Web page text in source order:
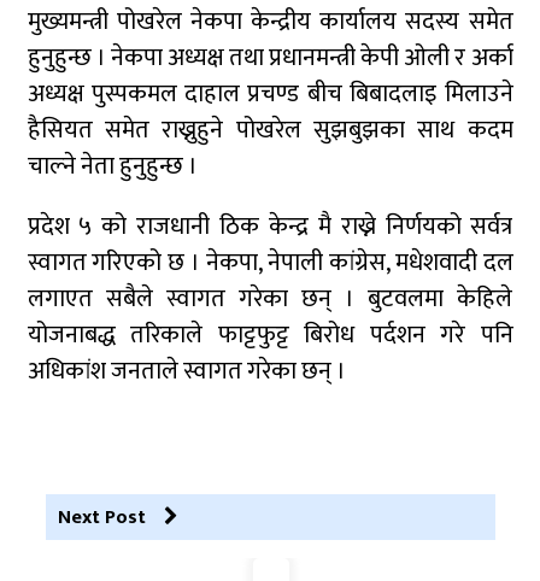
मुख्यमन्त्री पोखरेल नेकपा केन्द्रीय कार्यालय सदस्य समेत
हुनुहुन्छ । नेकपा अध्यक्ष तथा प्रधानमन्त्री केपी ओली र अर्का
अध्यक्ष पुस्पकमल दाहाल प्रचण्ड बीच बिबादलाइ मिलाउने
हैसियत समेत राख्नुहुने पोखरेल सुझबुझका साथ कदम
चाल्ने नेता हुनुहुन्छ ।
प्रदेश ५ को राजधानी ठिक केन्द्र मै राख्ने निर्णयको सर्वत्र
स्वागत गरिएको छ । नेकपा, नेपाली कांग्रेस, मधेशवादी दल
लगाएत सबैले स्वागत गरेका छन् । बुटवलमा केहिले
योजनाबद्ध तरिकाले फाट्टफुट्ट बिरोध पर्दशन गरे पनि
अधिकांश जनताले स्वागत गरेका छन् ।
Next Post